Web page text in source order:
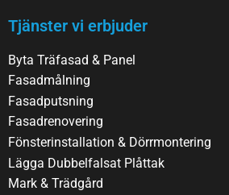
Tjänster vi erbjuder
Byta Träfasad & Panel
Fasadmålning
Fasadputsning
Fasadrenovering
Fönsterinstallation & Dörrmontering
Lägga Dubbelfalsat Plåttak
Mark & Trädgård